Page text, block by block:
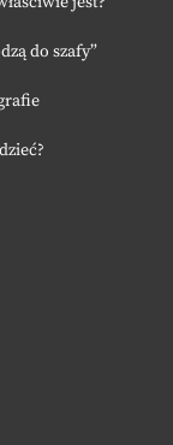
do szafy”